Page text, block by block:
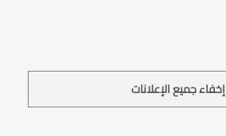
إخفاء جميع الإعلانات